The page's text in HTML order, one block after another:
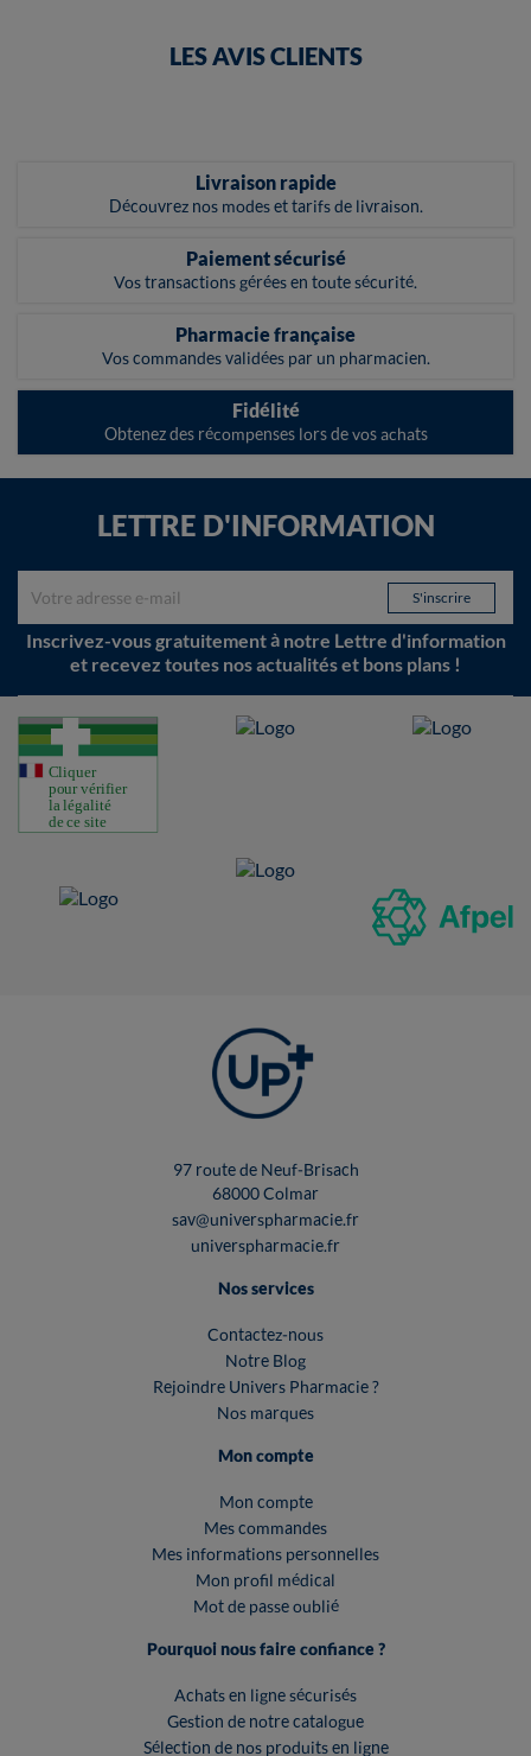
LES AVIS CLIENTS
Livraison rapide
Découvrez nos modes et tarifs de livraison.
Paiement sécurisé
Vos transactions gérées en toute sécurité.
Pharmacie française
Vos commandes validées par un pharmacien.
Fidélité
Obtenez des récompenses lors de vos achats
LETTRE D'INFORMATION
Inscrivez-vous gratuitement à notre Lettre d'information
et recevez toutes nos actualités et bons plans !
97 route de Neuf-Brisach
68000 Colmar
sav@universpharmacie.fr
universpharmacie.fr
Nos services
Contactez-nous
Notre Blog
Rejoindre Univers Pharmacie ?
Nos marques
Mon compte
Mon compte
Mes commandes
Mes informations personnelles
Mon profil médical
Mot de passe oublié
Pourquoi nous faire confiance ?
Achats en ligne sécurisés
Gestion de notre catalogue
Sélection de nos produits en ligne